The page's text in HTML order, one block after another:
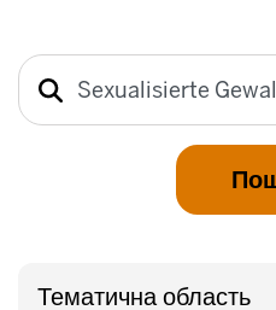
Пошук
Тематична область